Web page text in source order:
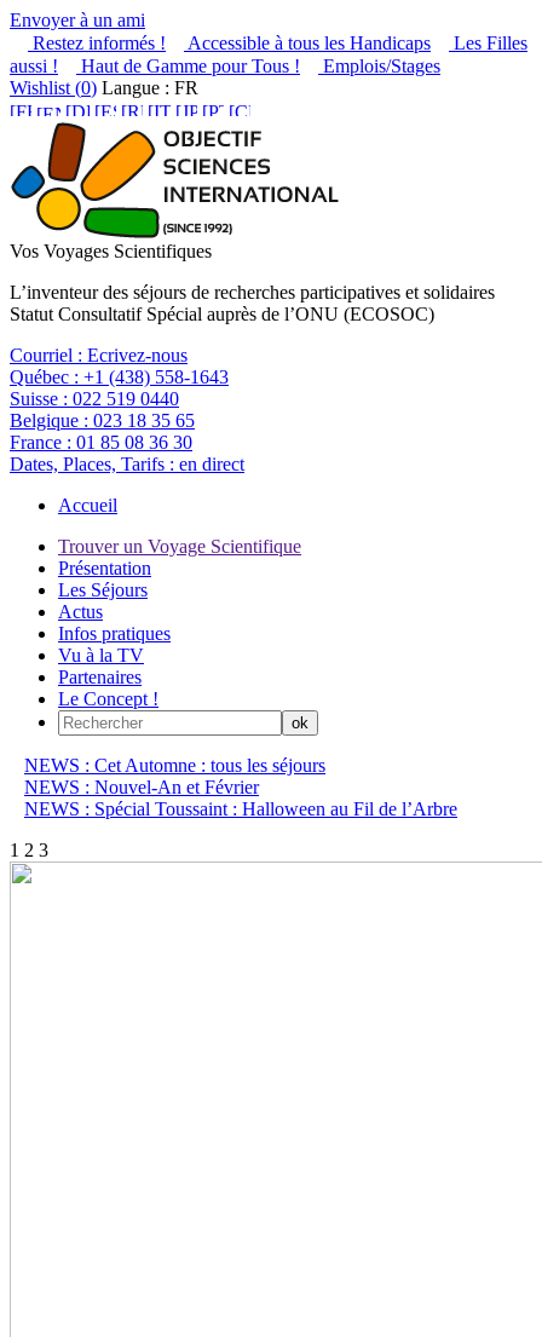
Envoyer à un ami
Restez informés !
Accessible à tous les Handicaps
Les Filles
aussi !
Haut de Gamme pour Tous !
Emplois/Stages
Wishlist (0) Langue : FR
Vos Voyages Scientifiques
L’inventeur des séjours de recherches participatives et solidaires
Statut Consultatif Spécial auprès de l’ONU (ECOSOC)
Courriel : Ecrivez-nous
Québec : +1 (438) 558-1643
Suisse : 022 519 0440
Belgique : 023 18 35 65
France : 01 85 08 36 30
Dates, Places, Tarifs : en direct
Accueil
Trouver un Voyage Scientifique
Présentation
Les Séjours
Actus
Infos pratiques
Vu à la TV
Partenaires
Le Concept !
NEWS : Cet Automne : tous les séjours
NEWS : Nouvel-An et Février
NEWS : Spécial Toussaint : Halloween au Fil de l’Arbre
1 2 3